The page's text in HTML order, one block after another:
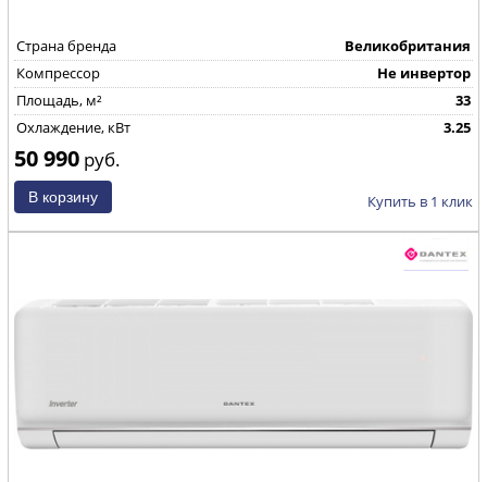
Страна бренда
Великобритания
Компрессор
Не инвертор
Площадь, м²
33
Охлаждение, кВт
3.25
50 990 руб.
Купить в 1 клик